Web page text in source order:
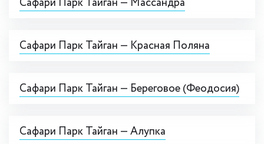
Сафари Парк Тайган — Красная Поляна
Сафари Парк Тайган — Береговое (Феодосия)
Сафари Парк Тайган — Алупка